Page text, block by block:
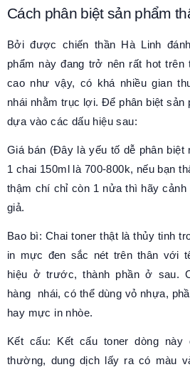
Cách phân biệt sản phẩm
Bởi được chiến thần Hà Linh
phẩm này đang trở nên rất hot
cao như vậy, có khá nhiều gian
nhái nhằm trục lợi. Để phân biệt sản
dựa vào các dấu hiệu sau:
Giá bán (Đây là yếu tố dễ phân biệt
1 chai 150ml là 700-800k, nếu bạn
thậm chí chỉ còn 1 nửa thì hãy
giả.
Bao bì: Chai toner thật là thủy tinh
in mực đen sắc nét trên thân với
hiệu ở trước, thành phần ở sau.
hàng nhái, có thể dùng vỏ nhựa,
hay mực in nhòe.
Kết cấu: Kết cấu toner dòng này
thường, dung dịch lấy ra có màu